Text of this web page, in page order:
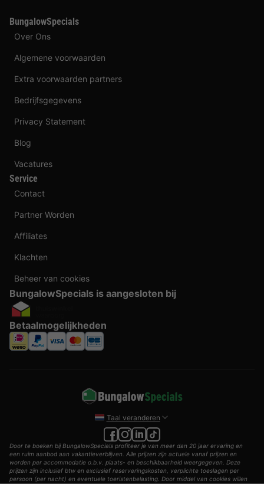
BungalowSpecials
Over Ons
Algemene voorwaarden
Extra voorwaarden partners
Bedrijfsgegevens
Privacy Statement
Blog
Vacatures
Service
Contact
Partner Worden
Affiliates
Klachten
Beheer van cookies
BungalowSpecials is aangesloten bij
Betaalmogelijkheden
Taal veranderen
Door te boeken bij BungalowSpecials profiteer je van meer dan 20 jaar ervaring en
een ruim aanbod aan vakantieverblijven. Alle prijzen zijn actuele vanaf prijzen en
worden per accommodatie o.b.v. plaats- en beschikbaarheid weergegeven. Deze
prijzen zijn inclusief btw en exclusief reserveringskosten, verplichte toeslagen per
persoon (per nacht) en eventuele toeristenbelasting. Door middel van cookies willen